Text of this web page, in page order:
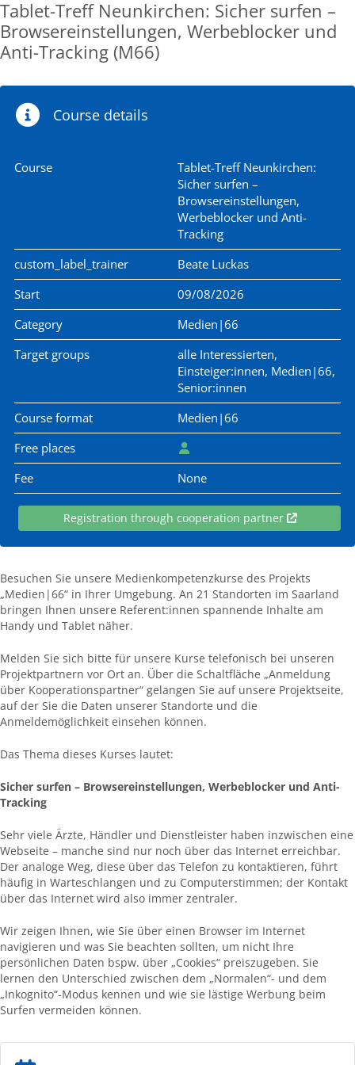
Tablet-Treff Neunkirchen: Sicher surfen –
Browsereinstellungen, Werbeblocker und
Anti-Tracking (M66)
Course details
Course
Tablet-Treff Neunkirchen:
Sicher surfen –
Browsereinstellungen,
Werbeblocker und Anti-
Tracking
custom_label_trainer
Beate Luckas
Start
09/08/2026
Category
Medien|66
Target groups
alle Interessierten,
Einsteiger:innen, Medien|66,
Senior:innen
Course format
Medien|66
Free places
Fee
None
Registration through cooperation partner
Besuchen Sie unsere Medienkompetenzkurse des Projekts
„Medien|66“ in Ihrer Umgebung. An 21 Standorten im Saarland
bringen Ihnen unsere Referent:innen spannende Inhalte am
Handy und Tablet näher.
Melden Sie sich bitte für unsere Kurse telefonisch bei unseren
Projektpartnern vor Ort an. Über die Schaltfläche „Anmeldung
über Kooperationspartner“ gelangen Sie auf unsere Projektseite,
auf der Sie die Daten unserer Standorte und die
Anmeldemöglichkeit einsehen können.
Das Thema dieses Kurses lautet:
Sicher surfen – Browsereinstellungen, Werbeblocker und Anti-
Tracking
Sehr viele Ärzte, Händler und Dienstleister haben inzwischen eine
Webseite – manche sind nur noch über das Internet erreichbar.
Der analoge Weg, diese über das Telefon zu kontaktieren, führt
häufig in Warteschlangen und zu Computerstimmen; der Kontakt
über das Internet wird also immer zentraler.
Wir zeigen Ihnen, wie Sie über einen Browser im Internet
navigieren und was Sie beachten sollten, um nicht Ihre
persönlichen Daten bspw. über „Cookies“ preiszugeben. Sie
lernen den Unterschied zwischen dem „Normalen“- und dem
„Inkognito“-Modus kennen und wie sie lästige Werbung beim
Surfen vermeiden können.